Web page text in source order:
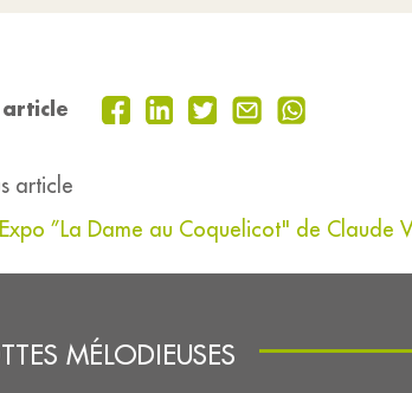
article
”La Dame au Coquelicot" de Claude
MÉLODIEUSES